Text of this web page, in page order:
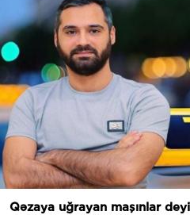
Qəzaya uğrayan maşınlar